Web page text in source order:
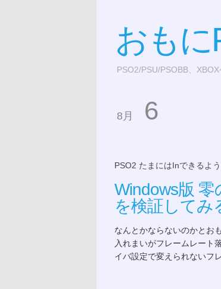
おもに
PSO2/PSU/PSOBB、
8月 6
PSO2 たまにはInできるよう
Windows版
を検証してみ
なんとかならないのかとお
入れまいがフレームレート
イバ設定で変えられないフ